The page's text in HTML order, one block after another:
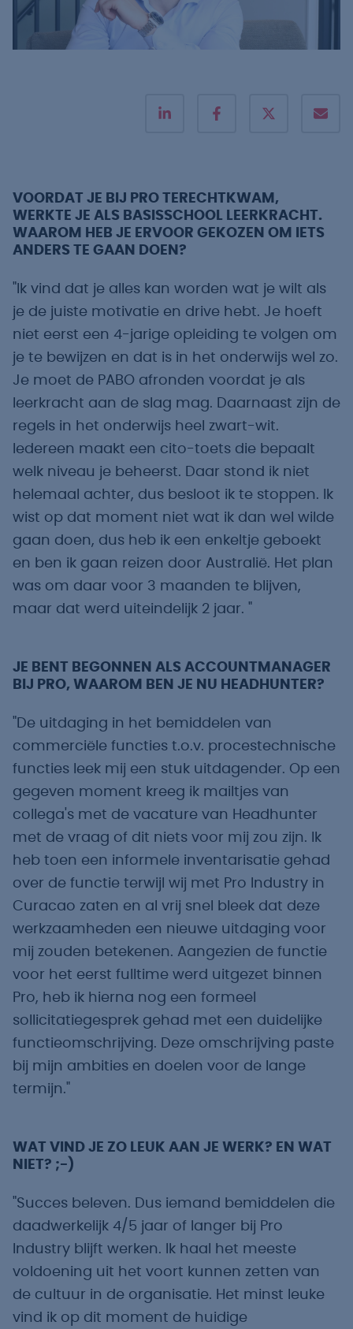
VOORDAT JE BIJ PRO TERECHTKWAM,
WERKTE JE ALS BASISSCHOOL LEERKRACHT.
WAAROM HEB JE ERVOOR GEKOZEN OM IETS
ANDERS TE GAAN DOEN?
"Ik vind dat je alles kan worden wat je wilt als
je de juiste motivatie en drive hebt. Je hoeft
niet eerst een 4-jarige opleiding te volgen om
je te bewijzen en dat is in het onderwijs wel zo.
Je moet de PABO afronden voordat je als
leerkracht aan de slag mag. Daarnaast zijn de
regels in het onderwijs heel zwart-wit.
Iedereen maakt een cito-toets die bepaalt
welk niveau je beheerst. Daar stond ik niet
helemaal achter, dus besloot ik te stoppen. Ik
wist op dat moment niet wat ik dan wel wilde
gaan doen, dus heb ik een enkeltje geboekt
en ben ik gaan reizen door Australië. Het plan
was om daar voor 3 maanden te blijven,
maar dat werd uiteindelijk 2 jaar. "
JE BENT BEGONNEN ALS ACCOUNTMANAGER
BIJ PRO, WAAROM BEN JE NU HEADHUNTER?
"De uitdaging in het bemiddelen van
commerciële functies t.o.v. procestechnische
functies leek mij een stuk uitdagender. Op een
gegeven moment kreeg ik mailtjes van
collega's met de vacature van Headhunter
met de vraag of dit niets voor mij zou zijn. Ik
heb toen een informele inventarisatie gehad
over de functie terwijl wij met Pro Industry in
Curacao zaten en al vrij snel bleek dat deze
werkzaamheden een nieuwe uitdaging voor
mij zouden betekenen. Aangezien de functie
voor het eerst fulltime werd uitgezet binnen
Pro, heb ik hierna nog een formeel
sollicitatiegesprek gehad met een duidelijke
functieomschrijving. Deze omschrijving paste
bij mijn ambities en doelen voor de lange
termijn."
WAT VIND JE ZO LEUK AAN JE WERK? EN WAT
NIET? ;-)
"Succes beleven. Dus iemand bemiddelen die
daadwerkelijk 4/5 jaar of langer bij Pro
Industry blijft werken. Ik haal het meeste
voldoening uit het voort kunnen zetten van
de cultuur in de organisatie. Het minst leuke
vind ik op dit moment de huidige